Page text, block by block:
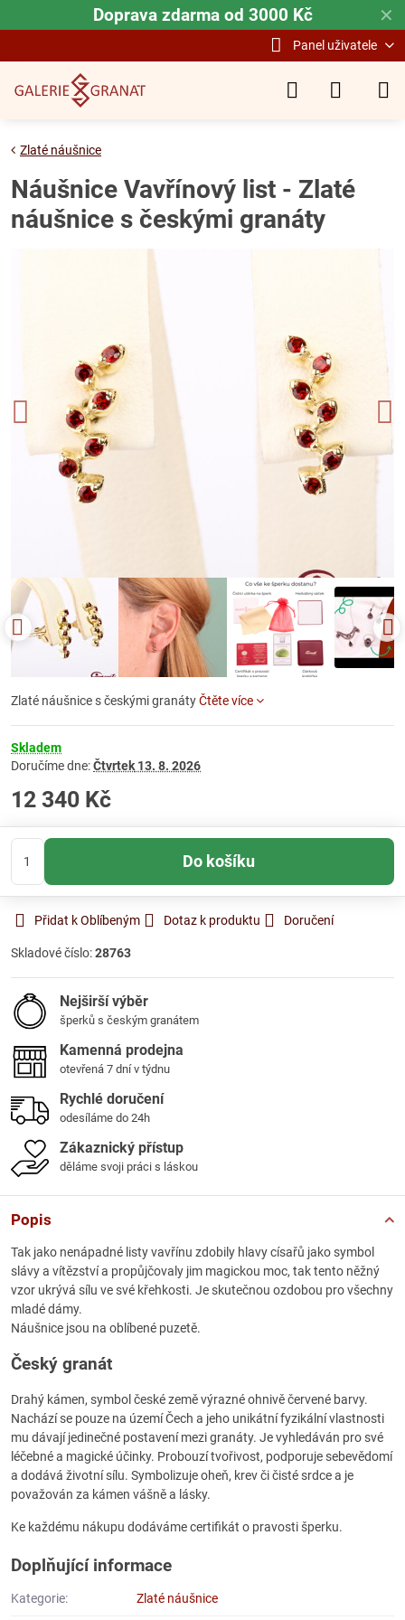
✕
Doprava zdarma od 3000 Kč
Panel uživatele
Zlaté náušnice
Náušnice Vavřínový list - Zlaté
náušnice s českými granáty
Zlaté náušnice s českými granátyČtěte více
Skladem
Doručíme dne:Čtvrtek 13. 8. 2026
12 340 Kč
Do košíku
Přidat k Oblíbeným Dotaz k produktu Doručení
Skladové číslo:28763
Nejširší výběr
šperků s českým granátem
Kamenná prodejna
otevřená 7 dní v týdnu
Rychlé doručení
odesíláme do 24h
Zákaznický přístup
děláme svoji práci s láskou
Popis
Tak jako nenápadné listy vavřínu zdobily hlavy císařů jako symbol
slávy a vítězství a propůjčovaly jim magickou moc, tak tento něžný
vzor ukrývá sílu ve své křehkosti. Je skutečnou ozdobou pro všechny
mladé dámy.
Náušnice jsou na oblíbené puzetě.
Český granát
Drahý kámen, symbol české země výrazné ohnivě červené barvy.
Nachází se pouze na území Čech a jeho unikátní fyzikální vlastnosti
mu dávají jedinečné postavení mezi granáty. Je vyhledáván pro své
léčebné a magické účinky. Probouzí tvořivost, podporuje sebevědomí
a dodává životní sílu. Symbolizuje oheň, krev či čisté srdce a je
považován za kámen vášně a lásky.
Ke každému nákupu dodáváme certifikát o pravosti šperku.
Doplňující informace
Kategorie: Zlaté náušnice